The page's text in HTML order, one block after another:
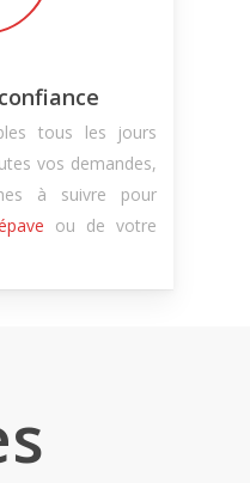
tous les jours
vos demandes,
à suivre pour
ou de votre